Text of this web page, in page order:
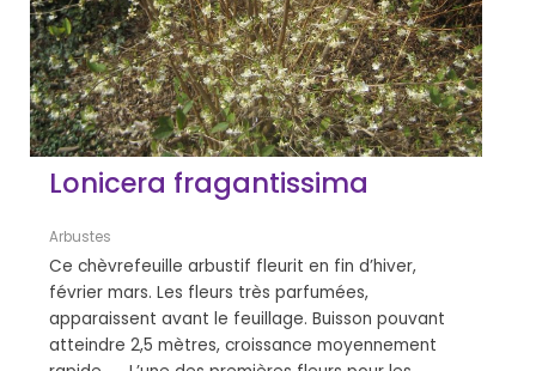
Lonicera fragantissima
Arbustes
Ce chèvrefeuille arbustif fleurit en fin d’hiver,
février mars. Les fleurs très parfumées,
apparaissent avant le feuillage. Buisson pouvant
atteindre 2,5 mètres, croissance moyennement